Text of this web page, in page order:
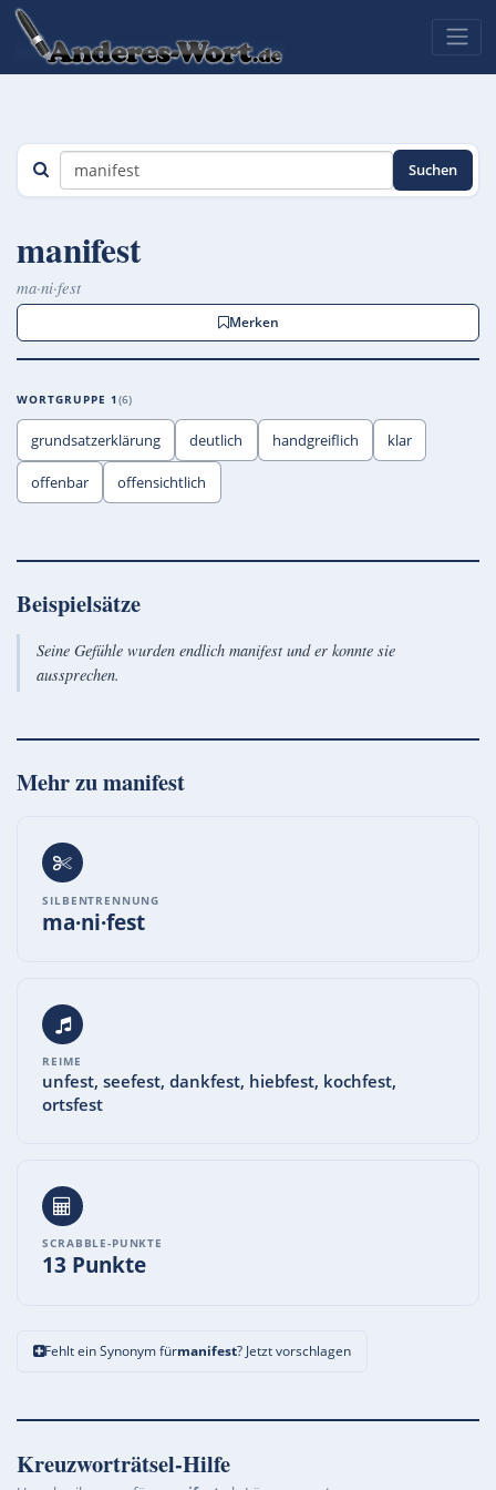
Suchen
manifest
ma·ni·fest
Merken
WORTGRUPPE 1 6
grundsatzerklärung deutlich handgreiflich klar
offenbar offensichtlich
Beispielsätze
Seine Gefühle wurden endlich manifest und er konnte sie
aussprechen.
Mehr zumanifest
SILBENTRENNUNG
ma·ni·fest
REIME
unfest, seefest, dankfest, hiebfest, kochfest,
ortsfest
SCRABBLE-PUNKTE
13 Punkte
Fehlt ein Synonym fürmanifest? Jetzt vorschlagen
Kreuzworträtsel-Hilfe